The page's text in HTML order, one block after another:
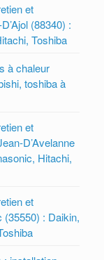
et
(88340) :
Toshiba
à chaleur
toshiba à
et
D’Avelanne
Hitachi,
et
(35550) : Daikin,